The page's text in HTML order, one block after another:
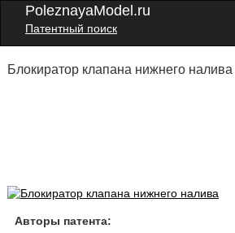
PoleznayaModel.ru
Патентный поиск
Блокиратор клапана нижнего налива
Авторы патента: